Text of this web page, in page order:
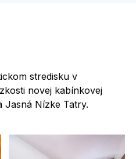
stredisku v
novej kabínkovej
Jasná Nízke Tatry.